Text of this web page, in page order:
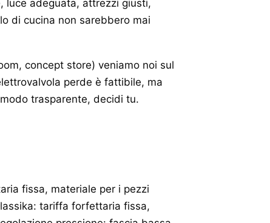
luce adeguata, attrezzi giusti,
di cucina non sarebbero mai
concept store) veniamo noi sul
perde è fattibile, ma
trasparente, decidi tu.
fissa, materiale per i pezzi
tariffa forfettaria fissa,